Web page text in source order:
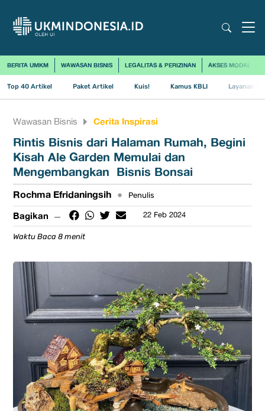
BERITA UMKM WAWASAN BISNIS LEGALITAS & PERIZINAN AKSES MODAL
Top 40 Artikel Paket Artikel Kuis! Kamus KBLI Layanan
Wawasan Bisnis Cerita Inspirasi
Rintis Bisnis dari Halaman Rumah, Begini
Kisah Ale Garden Memulai dan
Mengembangkan Bisnis Bonsai
Rochma Efridaningsih • Penulis
Bagikan 22 Feb 2024
Waktu Baca 8 menit